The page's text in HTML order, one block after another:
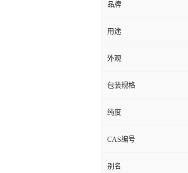
品牌
用途
外观
包装规格
纯度
CAS编号
别名